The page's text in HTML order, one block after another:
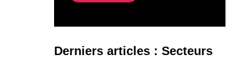
Derniers articles : Secteurs